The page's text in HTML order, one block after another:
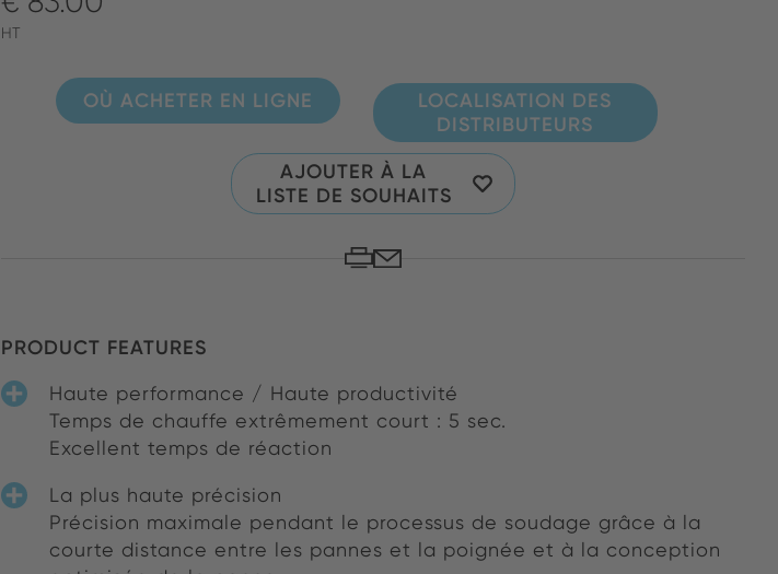
HT
OÙ ACHETER EN LIGNE
LOCALISATION DES
DISTRIBUTEURS
AJOUTER À LA
LISTE DE SOUHAITS
PRODUCT FEATURES
Haute performance / Haute productivité
Temps de chauffe extrêmement court : 5 sec.
Excellent temps de réaction
La plus haute précision
Précision maximale pendant le processus de soudage grâce à la
courte distance entre les pannes et la poignée et à la conception